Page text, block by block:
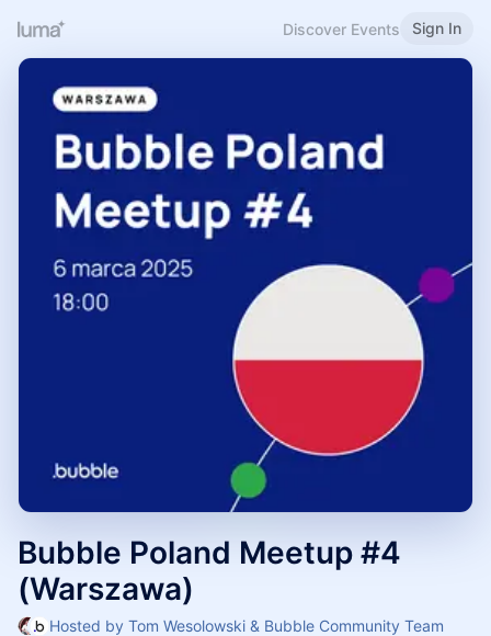
Discover Events Sign In
Bubble Poland Meetup #4
(Warszawa)
Hosted by Tom Wesolowski & Bubble Community Team